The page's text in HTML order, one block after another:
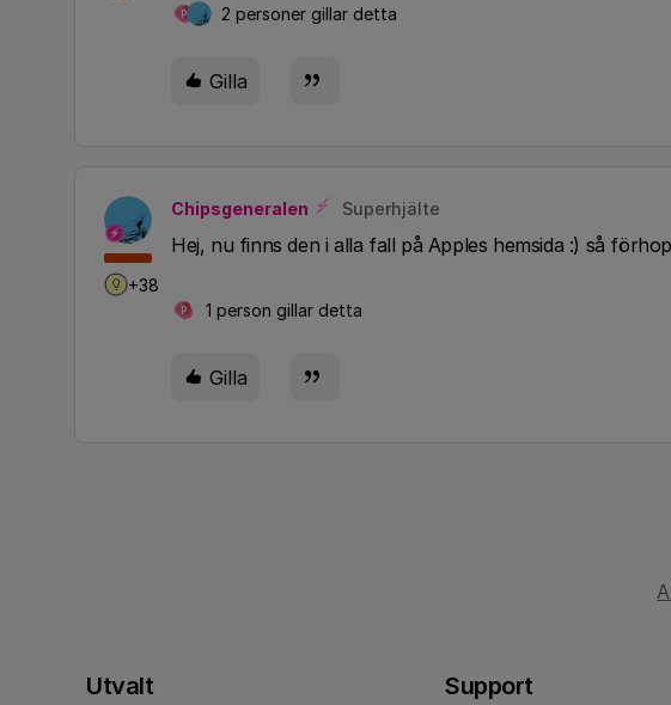
P 2 personer gillar detta
Gilla
+38
Chipsgeneralen Superhjälte
Hej, nu finns den i alla fall på Apples hemsida :) så
P 1 person gillar detta
Gilla
Utvalt Support